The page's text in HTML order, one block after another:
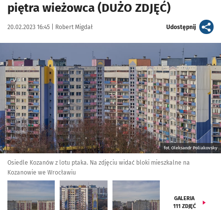
piętra wieżowca (DUŻO ZDJĘĆ)
Data publikacji:
20.02.2023 16:45 | Autor:
Robert Migdał Udostępnijartykuł
fot. Oleksandr Poliakovsky
Osiedle Kozanów z lotu ptaka. Na zdjęciu widać bloki mieszkalne na
Kozanowie we Wrocławiu
GALERIA
111 ZDJĘĆ